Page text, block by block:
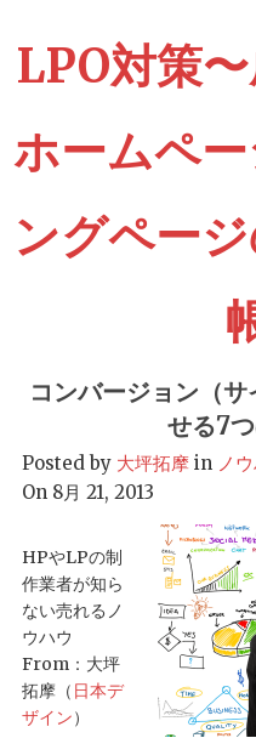
LPO対策
ホームペ
ングペー
コンバージョン（
せる7
Posted by 大坪拓摩in ノ
On 8月 21, 2013
HPやLPの制
作業者が知ら
ない売れるノ
ウハウ
From：大坪
拓摩（ 日本デ
ザイン）